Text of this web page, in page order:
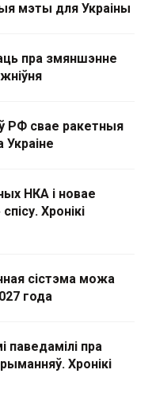
мэты для Украіны
пра змяншэнне
РФ свае ракетныя
Украіне
НКА і новае
Хронікі
сістэма можа
года
паведамілі пра
Хронікі